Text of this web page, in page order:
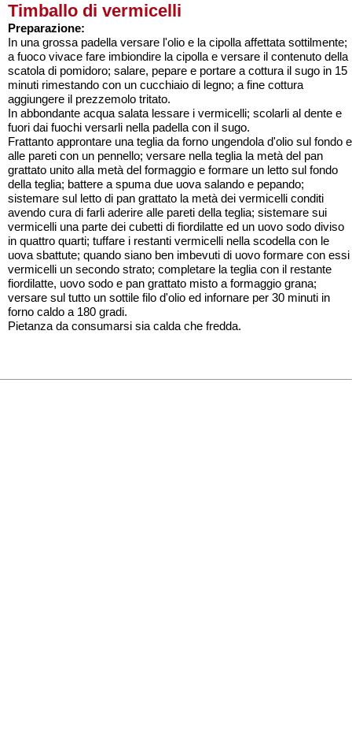
Timballo di vermicelli
Preparazione:
In una grossa padella versare l'olio e la cipolla affettata sottilmente;
a fuoco vivace fare imbiondire la cipolla e versare il contenuto della
scatola di pomidoro; salare, pepare e portare a cottura il sugo in 15
minuti rimestando con un cucchiaio di legno; a fine cottura
aggiungere il prezzemolo tritato.
In abbondante acqua salata lessare i vermicelli; scolarli al dente e
fuori dai fuochi versarli nella padella con il sugo.
Frattanto approntare una teglia da forno ungendola d'olio sul fondo e
alle pareti con un pennello; versare nella teglia la metà del pan
grattato unito alla metà del formaggio e formare un letto sul fondo
della teglia; battere a spuma due uova salando e pepando;
sistemare sul letto di pan grattato la metà dei vermicelli conditi
avendo cura di farli aderire alle pareti della teglia; sistemare sui
vermicelli una parte dei cubetti di fiordilatte ed un uovo sodo diviso
in quattro quarti; tuffare i restanti vermicelli nella scodella con le
uova sbattute; quando siano ben imbevuti di uovo formare con essi
vermicelli un secondo strato; completare la teglia con il restante
fiordilatte, uovo sodo e pan grattato misto a formaggio grana;
versare sul tutto un sottile filo d'olio ed infornare per 30 minuti in
forno caldo a 180 gradi.
Pietanza da consumarsi sia calda che fredda.